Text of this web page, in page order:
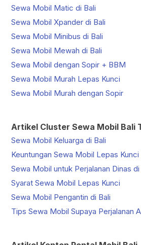
Sewa Mobil Matic di Bali
Sewa Mobil Xpander di Bali
Sewa Mobil Minibus di Bali
Sewa Mobil Mewah di Bali
Sewa Mobil dengan Sopir + BBM
Sewa Mobil Murah Lepas Kunci
Sewa Mobil Murah dengan Sopir
Artikel Cluster Sewa Mobil Bali
Sewa Mobil Keluarga di Bali
Keuntungan Sewa Mobil Lepas
Sewa Mobil untuk Perjalanan Dinas di
Syarat Sewa Mobil Lepas Kunci
Sewa Mobil Pengantin di Bali
Tips Sewa Mobil Supaya Perjalanan